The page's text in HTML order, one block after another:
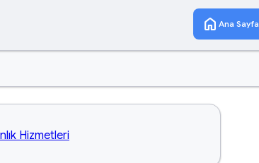
home Ana Sayfa